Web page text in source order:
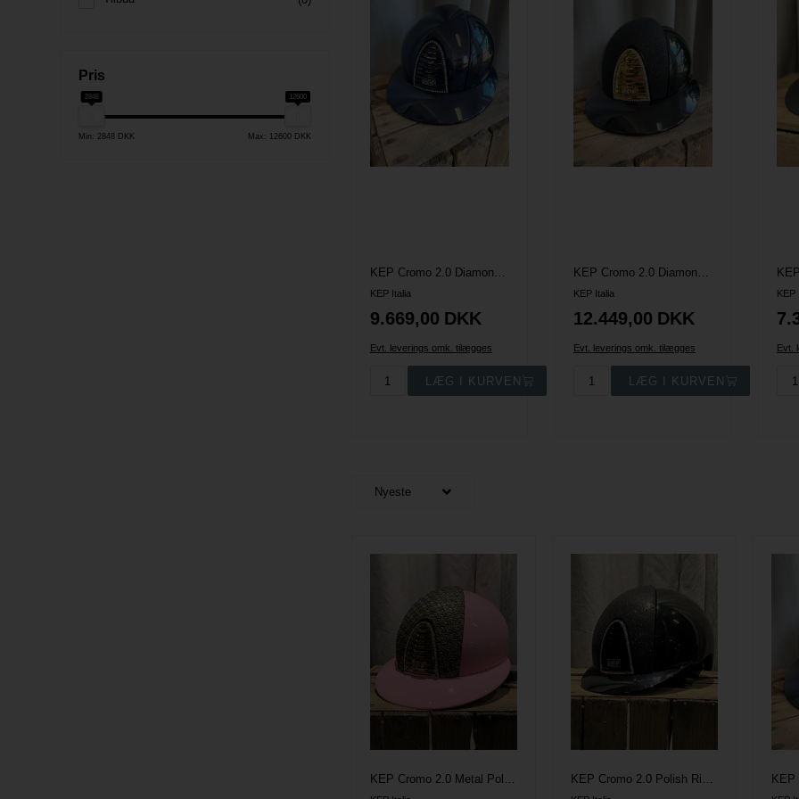
Pris
2848 12600
Min: 2848 DKK Max: 12600 DKK
KEP Cromo 2.0 Diamond Ridehjelm - Navy m. Swarovski Frame & Crystal Logo
KEP Italia
9.669,00 DKK
Evt. leverings omk. tilægges
KEP Cromo 2.0 Diamond Polo Ridehjelm - Sort m. Star Glit front, Guld vent., Swarovski frame & Crystal logo
KEP Italia
12.449,00 DKK
Evt. leverings omk. tilægges
KEP
Evt.
KEP Cromo 2.0 Metal Polo Ridehjelm - Pink m. Circus front, Guld vent., Swarovski frame & Crystal logo KEP Cromo 2.0 Polish Ridehjelm - Sort m. Glitter front, Swarovski frame & Crystal logo